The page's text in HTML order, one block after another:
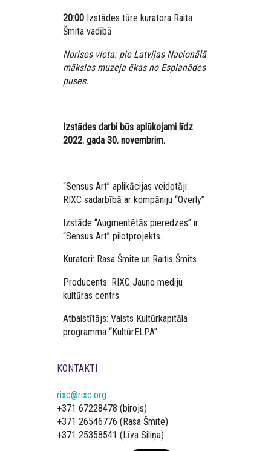
20:00 Izstādes tūre kuratora Raita
Šmita vadībā
Norises vieta: pie Latvijas Nacionālā
mākslas muzeja ēkas no Esplanādes
puses.
Izstādes darbi būs aplūkojami līdz
2022. gada 30. novembrim.
“Sensus Art” aplikācijas veidotāji:
RIXC sadarbībā ar kompāniju “Overly”
Izstāde “Augmentētās pieredzes” ir
“Sensus Art” pilotprojekts.
Kuratori: Rasa Šmite un Raitis Šmits.
Producents: RIXC Jauno mediju
kultūras centrs.
Atbalstītājs: Valsts Kultūrkapitāla
programma “KultūrELPA”.
KONTAKTI
rixc@rixc.org
+371 67228478 (birojs)
+371 26546776 (Rasa Šmite)
+371 25358541 (Līva Siliņa)